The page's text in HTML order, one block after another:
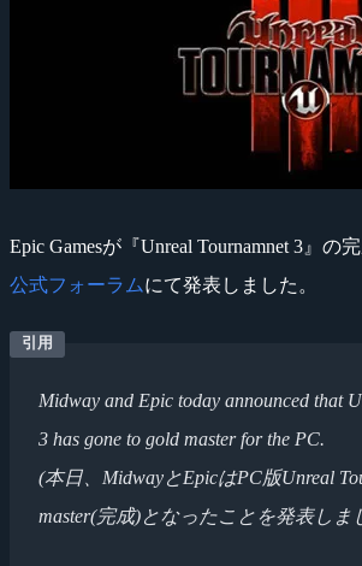
Epic Gamesが『Unreal Tournamnet 3』の
公式フォーラムにて発表しました。
Midway and Epic today announced that
3 has gone to gold master for the PC.
(本日、MidwayとEpicはPC版Unreal
master(完成)となったことを発表しま